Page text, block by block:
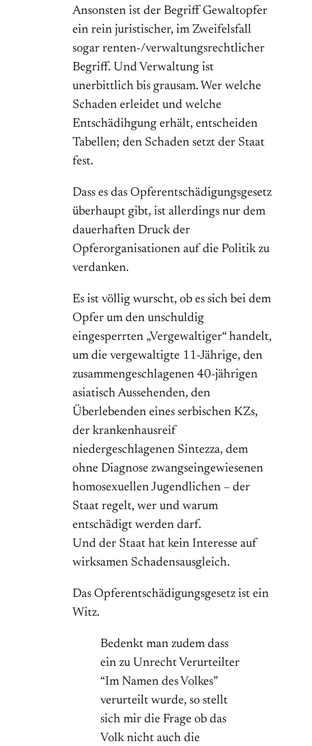
Ansonsten ist der Begriff Gewaltopfer
ein rein juristischer, im Zweifelsfall
sogar renten-/verwaltungsrechtlicher
Begriff. Und Verwaltung ist
unerbittlich bis grausam. Wer welche
Schaden erleidet und welche
Entschädihgung erhält, entscheiden
Tabellen; den Schaden setzt der Staat
fest.
Dass es das Opferentschädigungsgesetz
überhaupt gibt, ist allerdings nur dem
dauerhaften Druck der
Opferorganisationen auf die Politik zu
verdanken.
Es ist völlig wurscht, ob es sich bei dem
Opfer um den unschuldig
eingesperrten „Vergewaltiger“ handelt,
um die vergewaltigte 11-Jährige, den
zusammengeschlagenen 40-jährigen
asiatisch Aussehenden, den
Überlebenden eines serbischen KZs,
der krankenhausreif
niedergeschlagenen Sintezza, dem
ohne Diagnose zwangseingewiesenen
homosexuellen Jugendlichen – der
Staat regelt, wer und warum
entschädigt werden darf.
Und der Staat hat kein Interesse auf
wirksamen Schadensausgleich.
Das Opferentschädigungsgesetz ist ein
Witz.
Bedenkt man zudem dass
ein zu Unrecht Verurteilter
“Im Namen des Volkes”
verurteilt wurde, so stellt
sich mir die Frage ob das
Volk nicht auch die